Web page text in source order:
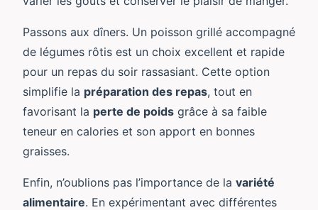
Passons aux dîners. Un poisson grillé accompagné
de légumes rôtis est un choix excellent et rapide
pour un repas du soir rassasiant. Cette option
simplifie la préparation des repas, tout en
favorisant la perte de poids grâce à sa faible
teneur en calories et son apport en bonnes
graisses.
Enfin, n’oublions pas l’importance de la variété
alimentaire. En expérimentant avec différentes